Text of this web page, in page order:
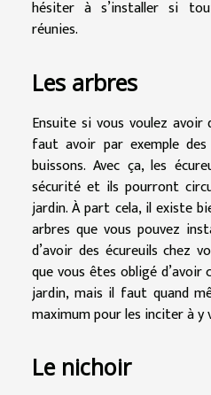
hésiter à s’installer si
réunies.
Les arbres
Ensuite si vous voulez avoir
faut avoir par exemple
buissons. Avec ça, les
sécurité et ils pourront
jardin. À part cela, il existe
arbres que vous pouvez
d’avoir des écureuils chez
que vous êtes obligé
jardin, mais il faut quand
maximum pour les inciter à y
Le nichoir